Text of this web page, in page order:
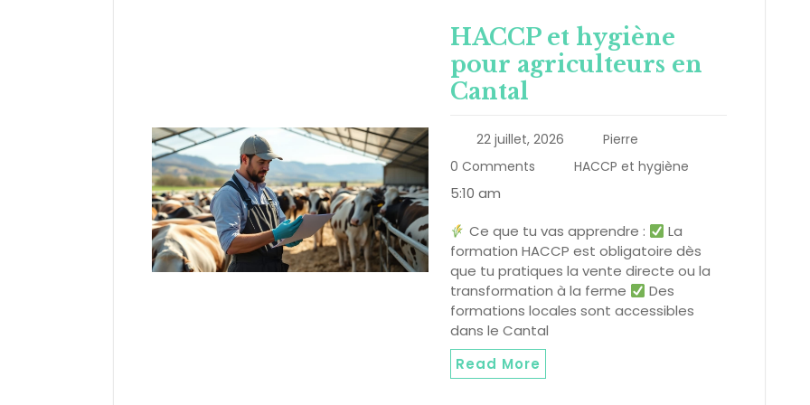
HACCP et hygiène
pour agriculteurs en
Cantal
22 juillet, 2026
Pierre
0 Comments
HACCP et hygiène
5:10 am
Ce que tu vas apprendre :
La
formation HACCP est obligatoire dès
que tu pratiques la vente directe ou la
transformation à la ferme
Des
formations locales sont accessibles
dans le Cantal
Read More